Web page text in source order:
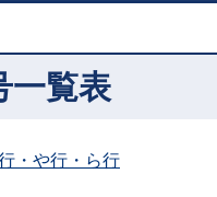
一覧表
・や行・ら行